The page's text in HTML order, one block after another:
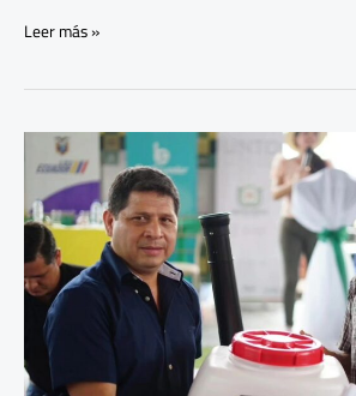
Leer más »
2.383
productores de
Manabí
recibieron
ayuda
agropecuaria